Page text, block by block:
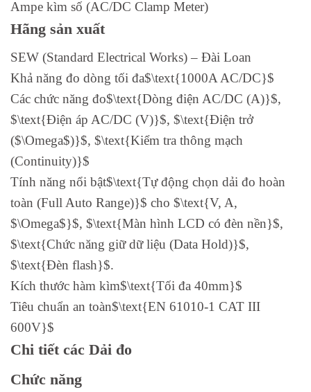
Ampe kìm số (AC/DC Clamp Meter)
Hãng sản xuất
SEW (Standard Electrical Works) – Đài Loan
Khả năng đo dòng tối đa$\text{1000A AC/DC}$
Các chức năng đo$\text{Dòng điện AC/DC (A)}$,
$\text{Điện áp AC/DC (V)}$, $\text{Điện trở
($\Omega$)}$, $\text{Kiểm tra thông mạch
(Continuity)}$
Tính năng nổi bật$\text{Tự động chọn dải đo hoàn
toàn (Full Auto Range)}$ cho $\text{V, A,
$\Omega$}$, $\text{Màn hình LCD có đèn nền}$,
$\text{Chức năng giữ dữ liệu (Data Hold)}$,
$\text{Đèn flash}$.
Kích thước hàm kìm$\text{Tối đa 40mm}$
Tiêu chuẩn an toàn$\text{EN 61010-1 CAT III
600V}$
Chi tiết các Dải đo
Chức năng